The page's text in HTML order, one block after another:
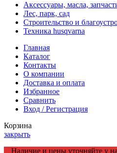
Аксессуары, масла,
Лес, парк, сад
Строительство и
Техника husqvarna
Главная
Каталог
Контакты
О компании
Доставка и оплата
Избранное
Сравнить
Вход / Регистрация
Корзина
закрыть
Наличие и цены уточняйте у